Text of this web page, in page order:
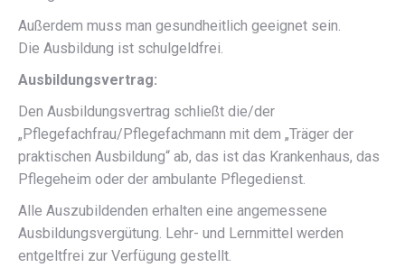
Außerdem muss man gesundheitlich geeignet sein.
Die Ausbildung ist schulgeldfrei.
Ausbildungsvertrag:
Den Ausbildungsvertrag schließt die/der
„Pflegefachfrau/Pflegefachmann mit dem „Träger der
praktischen Ausbildung“ ab, das ist das Krankenhaus, das
Pflegeheim oder der ambulante Pflegedienst.
Alle Auszubildenden erhalten eine angemessene
Ausbildungsvergütung. Lehr- und Lernmittel werden
entgeltfrei zur Verfügung gestellt.